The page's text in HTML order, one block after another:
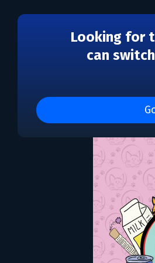
Looking for
can
Cat Lady -